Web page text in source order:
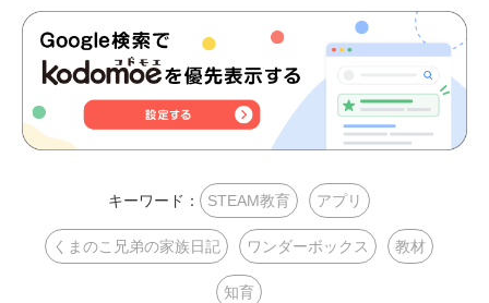
キーワード： STEAM教育 アプリ
くまのこ兄弟の家族日記 ワンダーボックス 教材
知育